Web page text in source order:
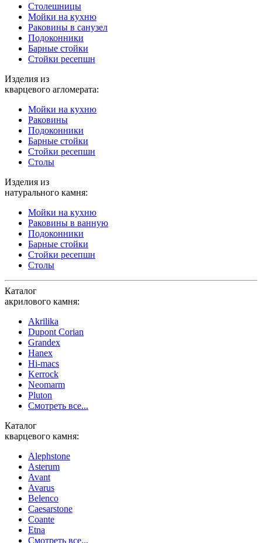
Столешницы
Мойки на кухню
Раковины в санузел
Подоконники
Барные стойки
Стойки ресепшн
Изделия из
кварцевого агломерата:
Мойки на кухню
Раковины
Подоконники
Барные стойки
Стойки ресепшн
Столы
Изделия из
натурального камня:
Мойки на кухню
Раковины в ванную
Подоконники
Барные стойки
Стойки ресепшн
Столы
Каталог
акрилового камня:
Akrilika
Dupont Corian
Grandex
Hanex
Hi-macs
Kerrock
Neomarm
Pluton
Смотреть все...
Каталог
кварцевого камня:
Alephstone
Asterum
Avant
Avarus
Belenco
Caesarstone
Coante
Etna
Смотреть все...